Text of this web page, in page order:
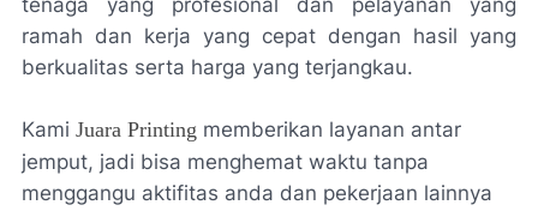
tenaga yang profesional dan pelayanan yang
ramah dan kerja yang cepat dengan hasil yang
berkualitas serta harga yang terjangkau.
Kami Juara Printing memberikan layanan antar
jemput, jadi bisa menghemat waktu tanpa
menggangu aktifitas anda dan pekerjaan lainnya